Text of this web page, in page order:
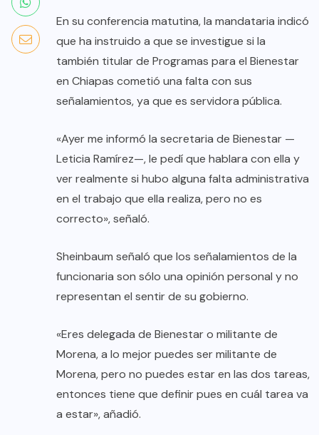
En su conferencia matutina, la mandataria indicó
que ha instruido a que se investigue si la
también titular de Programas para el Bienestar
en Chiapas cometió una falta con sus
señalamientos, ya que es servidora pública.
«Ayer me informó la secretaria de Bienestar —
Leticia Ramírez—, le pedí que hablara con ella y
ver realmente si hubo alguna falta administrativa
en el trabajo que ella realiza, pero no es
correcto», señaló.
Sheinbaum señaló que los señalamientos de la
funcionaria son sólo una opinión personal y no
representan el sentir de su gobierno.
«Eres delegada de Bienestar o militante de
Morena, a lo mejor puedes ser militante de
Morena, pero no puedes estar en las dos tareas,
entonces tiene que definir pues en cuál tarea va
a estar», añadió.